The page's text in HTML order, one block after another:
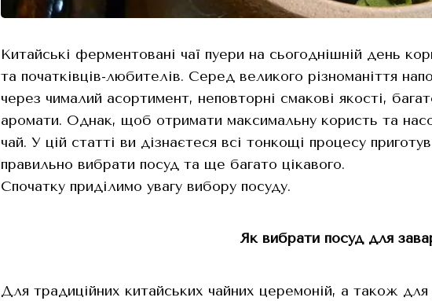
Китайські ферментовані чаї пуери на сьогоднішній день
та початківців-любителів. Серед великого різноманіття
через чималий асортимент, неповторні смакові якості,
аромати. Однак, щоб отримати максимальну користь та
чай. У цій статті ви дізнаєтеся всі тонкощі процесу
правильно вибрати посуд та ще багато цікавого.
Спочатку приділимо увагу вибору посуду.
Як вибрати посуд для
Для традиційних китайських чайних церемоній, а також